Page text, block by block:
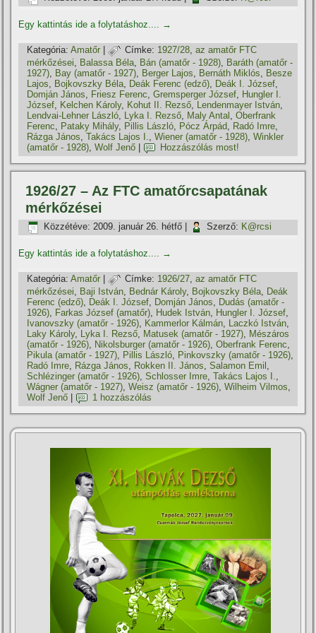
Egy kattintás ide a folytatáshoz.... →
Kategória: Amatőr | Címke: 1927/28,az amatőr FTC
mérkőzései, Balassa Béla, Bán (amatőr - 1928), Baráth (amatőr -
1927), Bay (amatőr - 1927), Berger Lajos, Bernáth Miklós, Besze
Lajos, Bojkovszky Béla, Deák Ferenc (edző), Deák I. József,
Domján János, Friesz Ferenc,Gremsperger József, Hungler I.
József, Kelchen Károly, Kohut II. Rezső, Lendenmayer István,
Lendvai-Lehner László, Lyka I. Rezső, Maly Antal ,Oberfrank
Ferenc, Pataky Mihály, Pillis László, Pócz Árpád, Radó Imre,
Rázga János,Takács Lajos I.,Wiener (amatőr - 1928),Winkler
(amatőr - 1928),Wolf Jenő Hozzászólás most!
1926/27 – Az FTC amatőrcsapatának
mérkőzései
Közzétéve: 2009. január 26. hétfő Szerző: K@rcsi
Egy kattintás ide a folytatáshoz.... →
Kategória: Amatőr | Címke: 1926/27,az amatőr FTC
mérkőzései, Baji István, Bednár Károly, Bojkovszky Béla, Deák
Ferenc (edző), Deák I. József, Domján János, Dudás (amatőr -
1926), Farkas József (amatőr), Hudek István, Hungler I. József,
Ivanovszky (amatőr - 1926), Kammerlor Kálmán, Laczkó István,
Laky Károly, Lyka I. Rezső, Matusek (amatőr - 1927), Mészáros
(amatőr - 1926), Nikolsburger (amatőr - 1926),Oberfrank Ferenc,
Pikula (amatőr - 1927), Pillis László, Pinkovszky (amatőr - 1926),
Radó Imre, Rázga János, Rokken II. János,Salamon Emil ,
Schlézinger (amatőr - 1926),Schlosser Imre,Takács Lajos I.,
Wágner (amatőr - 1927),Weisz (amatőr - 1926),Wilheim Vilmos,
Wolf Jenő
1 hozzászólás